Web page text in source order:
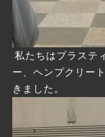
私たちはプラステ
ー、ヘンプクリー
きました。